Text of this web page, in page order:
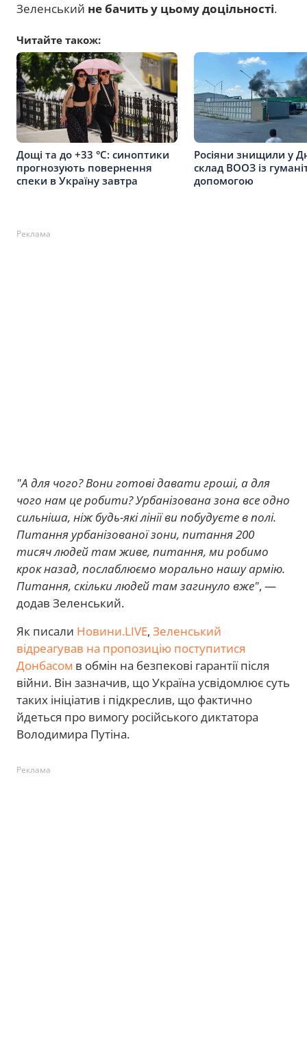
Зеленський не бачить у цьому доцільності.
Читайте також:
Дощі та до +33 °C: синоптики
прогнозують повернення
спеки в Україну завтра
Росіяни знищили у
склад ВООЗ із
допомогою
Реклама
"А для чого? Вони готові давати гроші, а для
чого нам це робити? Урбанізована зона все одно
сильніша, ніж будь-які лінії ви побудуєте в полі.
Питання урбанізованої зони, питання 200
тисяч людей там живе, питання, ми робимо
крок назад, послаблюємо морально нашу армію.
Питання, скільки людей там загинуло вже", —
додав Зеленський.
Як писали Новини.LIVE, Зеленський
відреагував на пропозицію поступитися
Донбасом в обмін на безпекові гарантії після
війни. Він зазначив, що Україна усвідомлює суть
таких ініціатив і підкреслив, що фактично
йдеться про вимогу російського диктатора
Володимира Путіна.
Реклама